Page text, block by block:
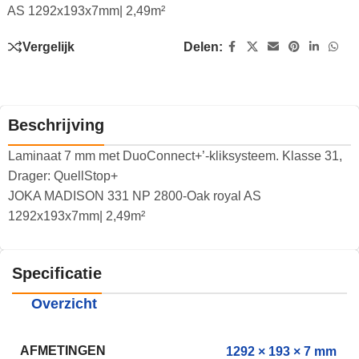
AS 1292x193x7mm| 2,49m²
Vergelijk Delen:
Beschrijving
Laminaat 7 mm met DuoConnect+’-kliksysteem. Klasse 31,
Drager: QuellStop+
JOKA MADISON 331 NP 2800-Oak royal AS
1292x193x7mm| 2,49m²
Specificatie
Overzicht
AFMETINGEN 1292 × 193 × 7 mm